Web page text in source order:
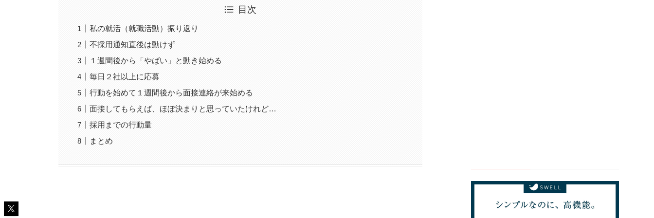
目次
私の就活（就職活動）振り返り
不採用通知直後は動けず
１週間後から「やばい」と動き始める
毎日２社以上に応募
行動を始めて１週間後から面接連絡が来始める
面接してもらえば、ほぼ決まりと思っていたけれど…
採用までの行動量
まとめ